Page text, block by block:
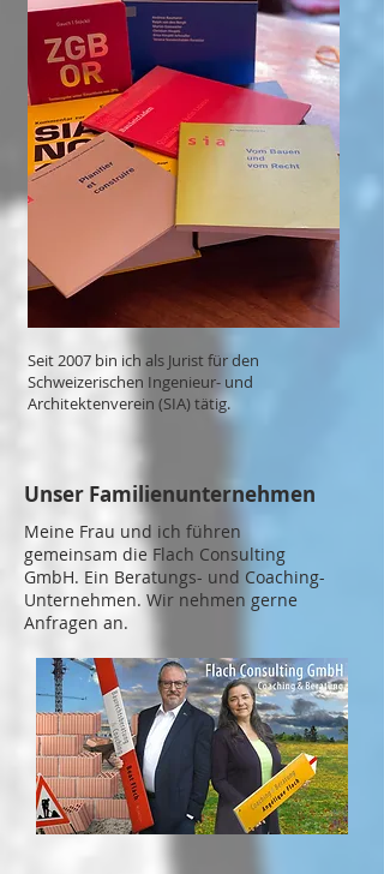
Seit 2007 bin ich als Jurist für den
Schweizerischen Ingenieur- und
Architektenverein (SIA) tätig.
Unser Familienunternehmen
Meine Frau und ich führen
gemeinsam die Flach Consulting
GmbH. Ein Beratungs- und Coaching-
Unternehmen. Wir nehmen gerne
Anfragen an.